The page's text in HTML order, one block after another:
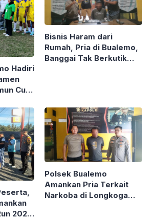
Hadiri
Cup
Bisnis Haram dari
Rumah, Pria di Bualemo,
Banggai Tak Berkutik
2026
Polsek Bualemo
Amankan Pria Terkait
Narkoba di Longkoga